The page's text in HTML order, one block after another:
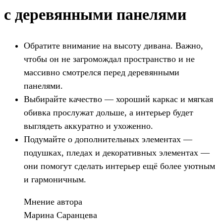
с деревянными панелями
Обратите внимание на высоту дивана. Важно,
чтобы он не загромождал пространство и не
массивно смотрелся перед деревянными
панелями.
Выбирайте качество — хороший каркас и мягкая
обивка прослужат дольше, а интерьер будет
выглядеть аккуратно и ухоженно.
Подумайте о дополнительных элементах —
подушках, пледах и декоративных элементах —
они помогут сделать интерьер ещё более уютным
и гармоничным.
Мнение автора
Марина Саранцева